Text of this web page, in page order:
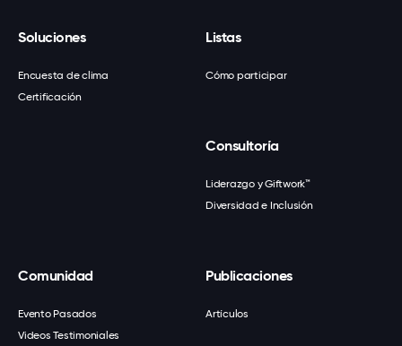
Soluciones
Encuesta de clima
Certificación
Listas
Cómo participar
Consultoría
Liderazgo y Giftwork™
Diversidad e Inclusión
Comunidad
Evento Pasados
Videos Testimoniales
Publicaciones
Artículos